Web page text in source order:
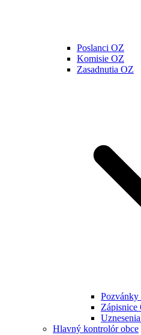
Poslanci OZ
Komisie OZ
Zasadnutia OZ
Pozvánky
Zápisnice
Hlavný kontrolór obce